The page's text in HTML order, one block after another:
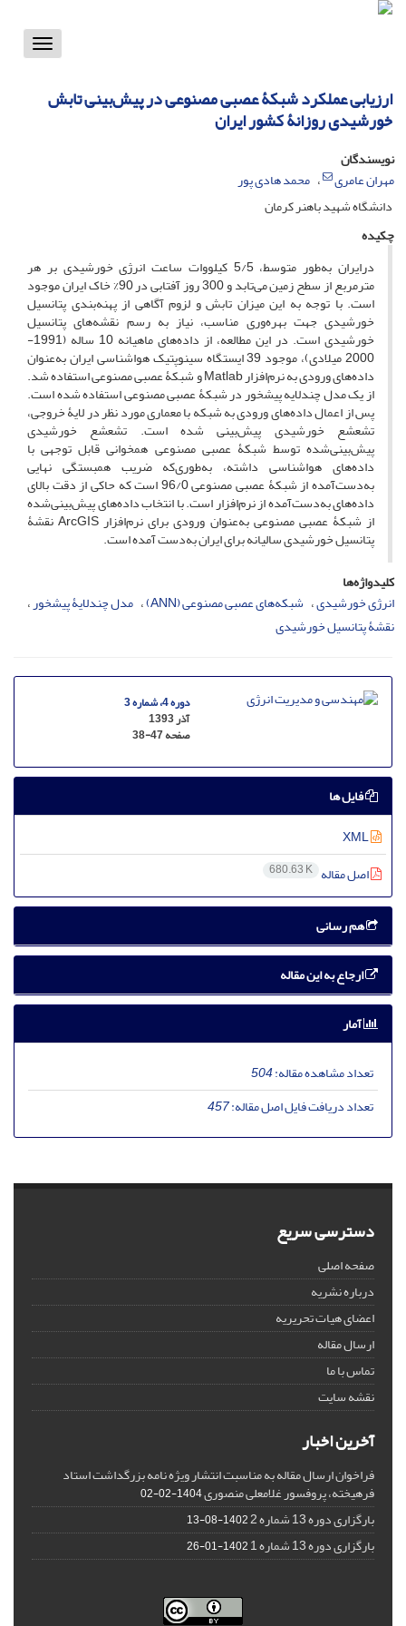
Toggle
ارزیابی عملکرد شبکۀ عصبی مصنوعی در پیش‌بینی تابش
خورشیدی روزانۀ کشور ایران
نویسندگان
مهران عامری
محمد هادی پور
دانشگاه شهید باهنر کرمان
چکیده
درایران به‌طور متوسط، 5/5 کیلووات ساعت انرژی خورشیدی بر هر
مترمربع از سطح زمین می‌تابد و 300 روز آفتابی در 90% خاک ایران موجود
است. با توجه به ‌این میزان تابش و لزوم آگاهی از پهنه‌بندی پتانسیل
خورشیدی جهت بهره‌وری مناسب، نیاز به ‌رسم نقشه‌های پتانسیل
خورشیدی است. در این مطالعه، از داده‌های ماهیانه 10 ساله (1991-
2000 میلادی)، موجود 39 ایستگاه سینوپتیک هواشناسی ایران به‌عنوان
داده‌های ورودی به‌ نرم‌افزار Matlab و شبکۀ عصبی مصنوعی استفاده شد.
از یک مدل چندلایه پیشخور در شبکۀ عصبی مصنوعی استفاده شده است.
پس از اعمال داده‌های ورودی به شبکه با معماری مورد نظر در لایۀ خروجی،
تشعشع خورشیدی پیش‌بینی شده است. تشعشع خورشیدی
پیش‌بینی‌شده توسط شبکۀ عصبی مصنوعی همخوانی قابل توجهی با
داده‌های هواشناسی داشته، به‌طوری‌که ضریب همبستگی نهایی
به‌دست‌آمده از شبکۀ عصبی مصنوعی 96/0 است که حاکی از دقت بالای
داده‌های به‌دست‌آمده از نرم‌افزار است. با انتخاب داده‌های پیش‌بینی‌شده
از شبکۀ عصبی مصنوعی به‌عنوان ورودی برای نرم‌افزار ArcGIS نقشۀ
پتانسیل خورشیدی سالیانه برای ایران به‌دست آمده است.
کلیدواژه‌ها
انرژی خورشیدی شبکه‌های عصبی مصنوعی (ANN)
مدل چندلایۀ پیشخور
نقشۀ پتانسیل خورشیدی
دوره 4، شماره 3
آذر 1393
صفحه38-47
فایل ها
اصل مقاله 680.63 K
هم رسانی
ارجاع به این مقاله
آمار
تعداد مشاهده مقاله:504
تعداد دریافت فایل اصل مقاله:457
دسترسی سریع
صفحه اصلی
درباره نشریه
اعضای هیات تحریریه
ارسال مقاله
تماس با ما
نقشه سایت
آخرین اخبار
فراخوان ارسال مقاله به مناسبت انتشار ویژه نامه بزرگداشت استاد
فرهیخته، پروفسور غلامعلی منصوری1404-02-02
بارگزاری دوره 13 شماره 2 1402-08-13
بارگزاری دوره 13 شماره 1 1402-01-26